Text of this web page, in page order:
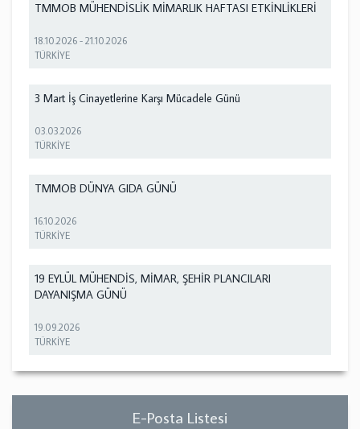
TMMOB MÜHENDİSLİK MİMARLIK HAFTASI ETKİNLİKLERİ
18.10.2026 -21.10.2026
TÜRKİYE
3 Mart İş Cinayetlerine Karşı Mücadele Günü
03.03.2026
TÜRKİYE
TMMOB DÜNYA GIDA GÜNÜ
16.10.2026
TÜRKİYE
19 EYLÜL MÜHENDİS, MİMAR, ŞEHİR PLANCILARI
DAYANIŞMA GÜNÜ
19.09.2026
TÜRKİYE
E-Posta Listesi